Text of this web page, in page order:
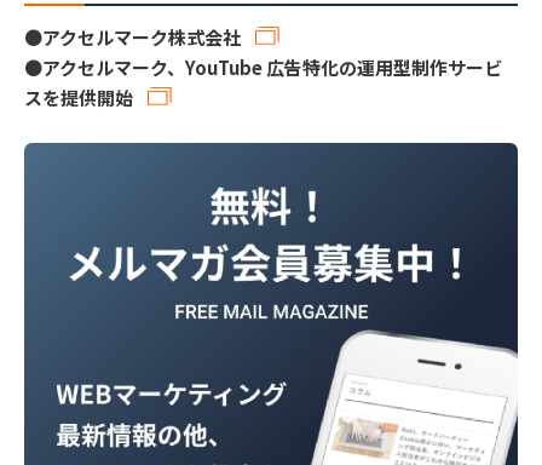
●アクセルマーク株式会社
●アクセルマーク、YouTube 広告特化の運用型制作サービ
スを提供開始